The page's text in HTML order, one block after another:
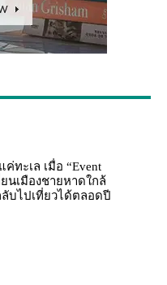
ทะเล เมื่อ “Event
ยนเมืองชายหาดใกล้
ลับไปเที่ยวได้ตลอดปี